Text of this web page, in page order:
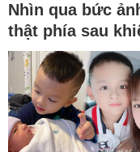
Nhìn qua bức
thật phía sau